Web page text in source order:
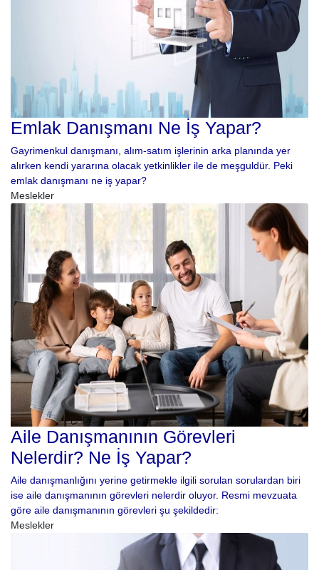
Emlak Danışmanı Ne İş Yapar?
Gayrimenkul danışmanı, alım-satım işlerinin arka planında yer
alırken kendi yararına olacak yetkinlikler ile de meşguldür. Peki
emlak danışmanı ne iş yapar?
Meslekler
Aile Danışmanının Görevleri
Nelerdir? Ne İş Yapar?
Aile danışmanlığını yerine getirmekle ilgili sorulan sorulardan biri
ise aile danışmanının görevleri nelerdir oluyor. Resmi mevzuata
göre aile danışmanının görevleri şu şekildedir:
Meslekler